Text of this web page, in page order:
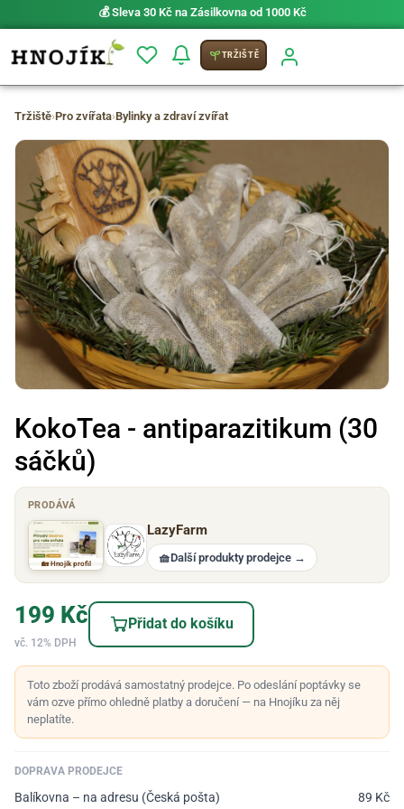
💰 Sleva 30 Kč na Zásilkovna od 1000 Kč
TRŽIŠTĚ
Tržiště›Pro zvířata›Bylinky a zdraví zvířat
KokoTea - antiparazitikum (30
sáčků)
PRODÁVÁ
🏡 Hnojík profil
LazyFarm
🧺Další produkty prodejce →
199 Kč
vč. 12% DPH
Přidat do košíku
Toto zboží prodává samostatný prodejce. Po odeslání poptávky se
vám ozve přímo ohledně platby a doručení — na Hnojíku za něj
neplatíte.
DOPRAVA PRODEJCE
Balíkovna – na adresu (Česká pošta) 89 Kč